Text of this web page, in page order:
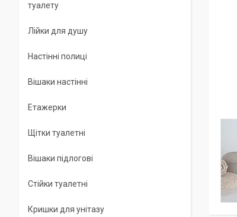
туалету
Лійки для душу
Настінні полиці
Вішаки настінні
Етажерки
Щітки туалетні
Вішаки підлогові
Стійки туалетні
Кришки для унітазу